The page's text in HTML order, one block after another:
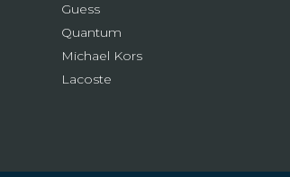
Guess
Quantum
Michael Kors
Lacoste